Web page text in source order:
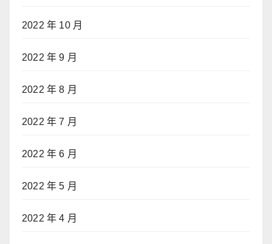
2022 年 10 月
2022 年 9 月
2022 年 8 月
2022 年 7 月
2022 年 6 月
2022 年 5 月
2022 年 4 月